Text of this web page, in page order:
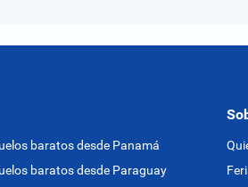
baratos desde Panamá
baratos desde Paraguay